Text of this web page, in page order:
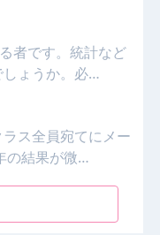
者です。統計など
しょうか。必…
ス全員宛てにメー
の結果が微…